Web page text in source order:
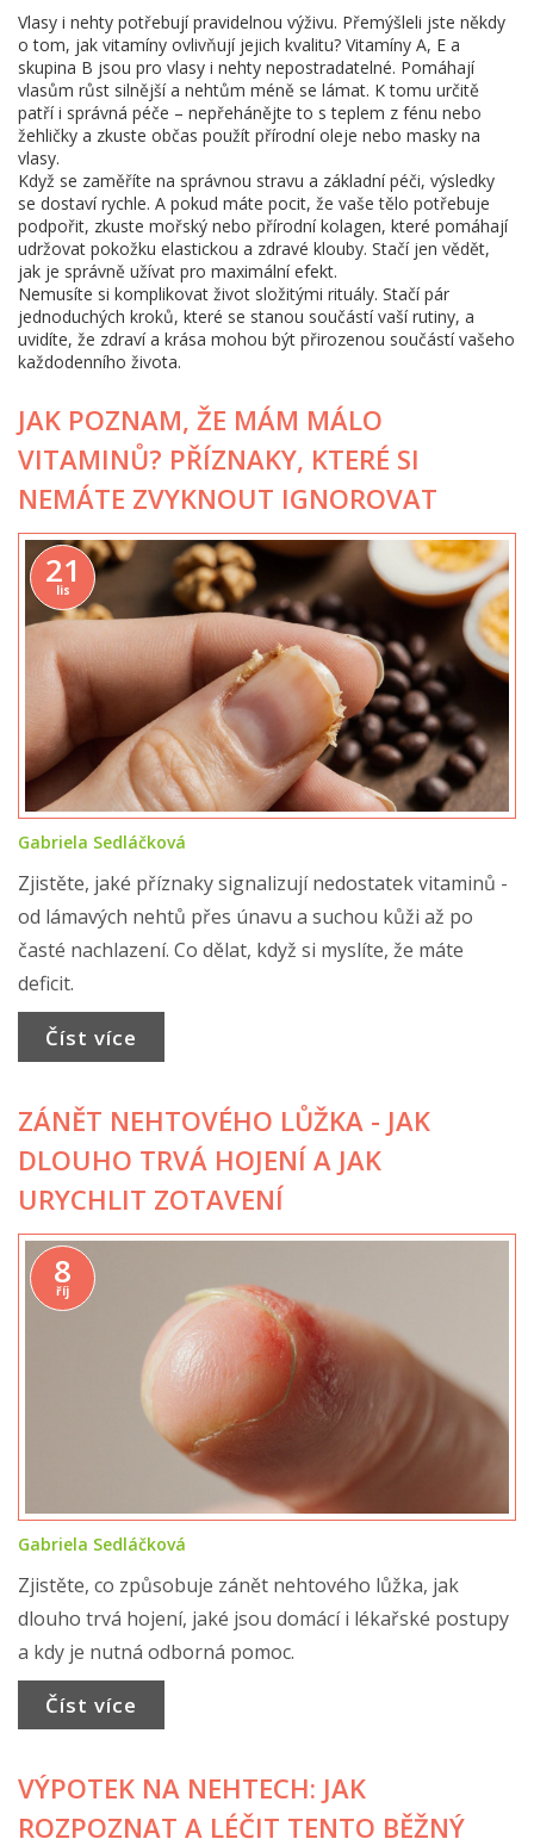
Vlasy i nehty potřebují pravidelnou výživu. Přemýšleli jste někdy
o tom, jak vitamíny ovlivňují jejich kvalitu? Vitamíny A, E a
skupina B jsou pro vlasy i nehty nepostradatelné. Pomáhají
vlasům růst silnější a nehtům méně se lámat. K tomu určitě
patří i správná péče – nepřehánějte to s teplem z fénu nebo
žehličky a zkuste občas použít přírodní oleje nebo masky na
vlasy.
Když se zaměříte na správnou stravu a základní péči, výsledky
se dostaví rychle. A pokud máte pocit, že vaše tělo potřebuje
podpořit, zkuste mořský nebo přírodní kolagen, které pomáhají
udržovat pokožku elastickou a zdravé klouby. Stačí jen vědět,
jak je správně užívat pro maximální efekt.
Nemusíte si komplikovat život složitými rituály. Stačí pár
jednoduchých kroků, které se stanou součástí vaší rutiny, a
uvidíte, že zdraví a krása mohou být přirozenou součástí vašeho
každodenního života.
JAK POZNAM, ŽE MÁM MÁLO
VITAMINŮ? PŘÍZNAKY, KTERÉ SI
NEMÁTE ZVYKNOUT IGNOROVAT
21
lis
Gabriela Sedláčková
Zjistěte, jaké příznaky signalizují nedostatek vitaminů -
od lámavých nehtů přes únavu a suchou kůži až po
časté nachlazení. Co dělat, když si myslíte, že máte
deficit.
Číst více
ZÁNĚT NEHTOVÉHO LŮŽKA - JAK
DLOUHO TRVÁ HOJENÍ A JAK
URYCHLIT ZOTAVENÍ
8
říj
Gabriela Sedláčková
Zjistěte, co způsobuje zánět nehtového lůžka, jak
dlouho trvá hojení, jaké jsou domácí i lékařské postupy
a kdy je nutná odborná pomoc.
Číst více
VÝPOTEK NA NEHTECH: JAK
ROZPOZNAT A LÉČIT TENTO BĚŽNÝ